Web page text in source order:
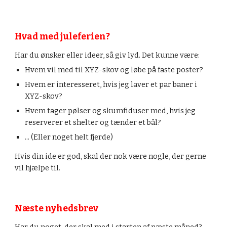
Hvad med juleferien?
Har du ønsker eller ideer, så giv lyd. Det kunne være:
Hvem vil med til XYZ-skov og løbe på faste poster?
Hvem er interesseret, hvis jeg laver et par baner i
XYZ-skov?
Hvem tager pølser og skumfiduser med, hvis jeg
reserverer et shelter og tænder et bål?
... (Eller noget helt fjerde)
Hvis din ide er god, skal der nok være nogle, der gerne
vil hjælpe til.
Næste nyhedsbrev